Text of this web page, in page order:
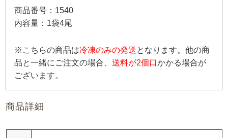
商品番号：1540
内容量：1袋4尾
※こちらの商品は冷凍のみの発送となります。他の商
品と一緒にご注文の場合、送料が2個口かかる場合が
ございます。
商品詳細